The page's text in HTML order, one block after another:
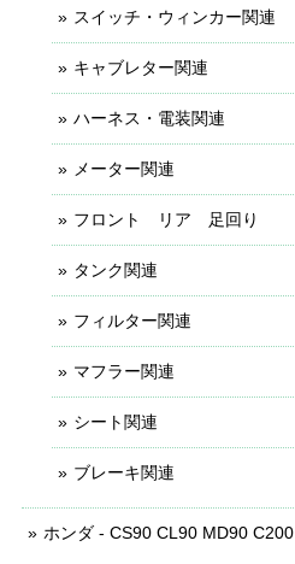
スイッチ・ウィンカー関連
キャブレター関連
ハーネス・電装関連
メーター関連
フロント リア 足回り
タンク関連
フィルター関連
マフラー関連
シート関連
ブレーキ関連
ホンダ - CS90 CL90 MD90 C200